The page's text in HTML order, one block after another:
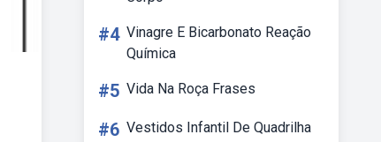
#4 Vinagre E Bicarbonato Reação
Química
#5 Vida Na Roça Frases
#6 Vestidos Infantil De Quadrilha